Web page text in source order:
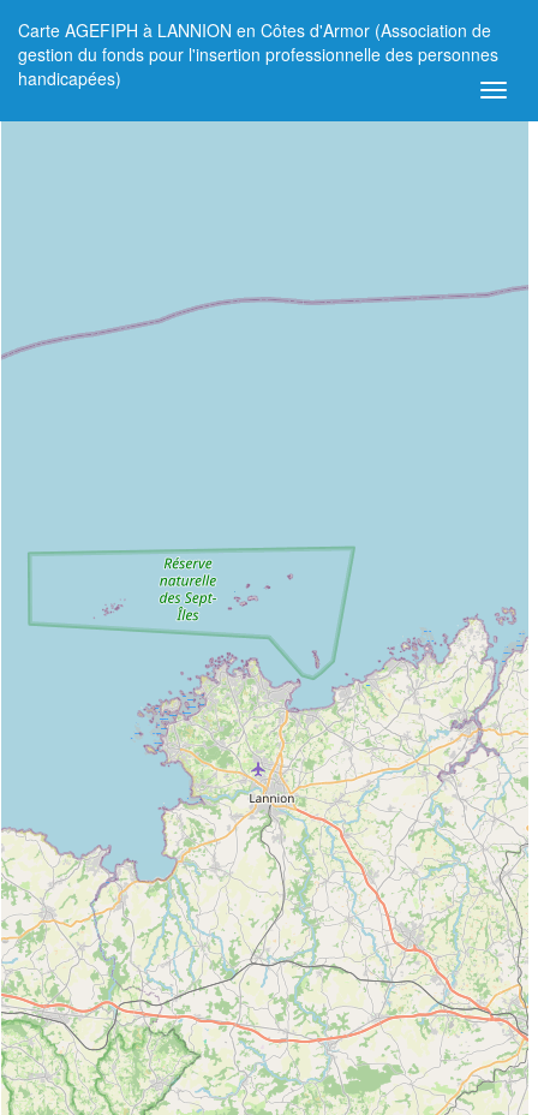
Carte AGEFIPH à LANNION en Côtes d'Armor (Association de
gestion du fonds pour l'insertion professionnelle des personnes
handicapées)
+
−